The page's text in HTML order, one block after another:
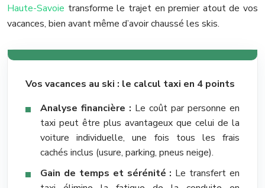
Haute-Savoie transforme le trajet en premier atout de vos
vacances, bien avant même d’avoir chaussé les skis.
Vos vacances au ski : le calcul taxi en 4 points
Analyse financière : Le coût par personne en
taxi peut être plus avantageux que celui de la
voiture individuelle, une fois tous les frais
cachés inclus (usure, parking, pneus neige).
Gain de temps et sérénité : Le transfert en